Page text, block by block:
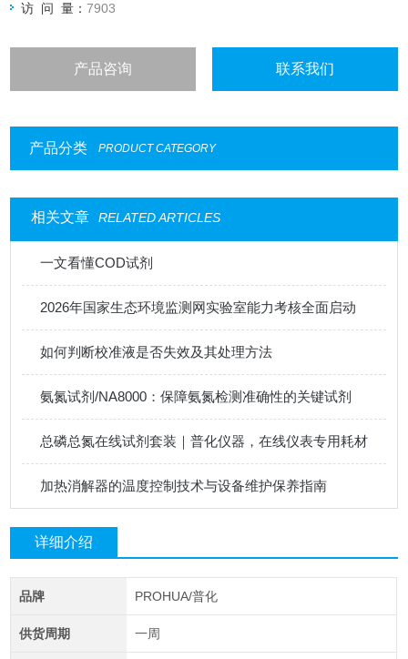
访 问 量：7903
产品咨询 联系我们
产品分类 PRODUCT CATEGORY
相关文章 RELATED ARTICLES
一文看懂COD试剂
2026年国家生态环境监测网实验室能力考核全面启动
如何判断校准液是否失效及其处理方法
氨氮试剂/NA8000：保障氨氮检测准确性的关键试剂
总磷总氮在线试剂套装｜普化仪器，在线仪表专用耗材
加热消解器的温度控制技术与设备维护保养指南
详细介绍
品牌 PROHUA/普化
供货周期 一周